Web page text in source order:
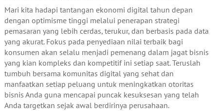
Mari kita hadapi tantangan ekonomi digital tahun depan
dengan optimisme tinggi melalui penerapan strategi
pemasaran yang lebih cerdas, terukur, dan berbasis pada data
yang akurat. Fokus pada penyediaan nilai terbaik bagi
konsumen akan selalu menjadi pemenang dalam jagat bisnis
yang kian kompleks dan kompetitif ini setiap saat. Teruslah
tumbuh bersama komunitas digital yang sehat dan
manfaatkan setiap peluang untuk meningkatkan otoritas
bisnis Anda guna mencapai puncak kesuksesan yang telah
Anda targetkan sejak awal berdirinya perusahaan.